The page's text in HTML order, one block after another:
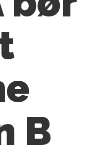
B